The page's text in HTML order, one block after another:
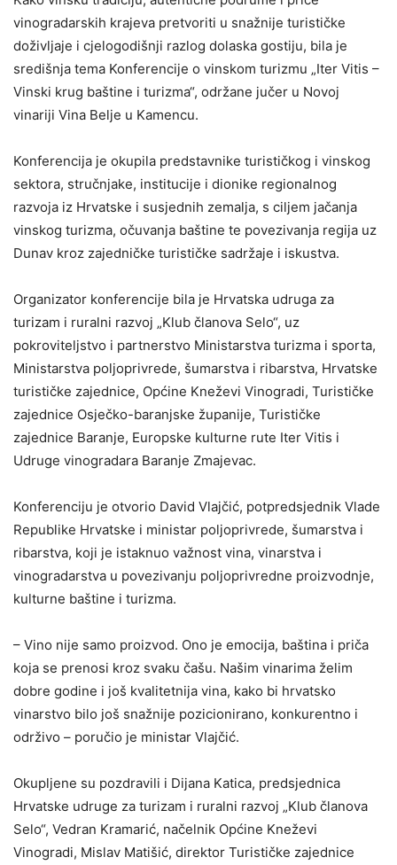
vinogradarskih krajeva pretvoriti u snažnije turističke
doživljaje i cjelogodišnji razlog dolaska gostiju, bila je
središnja tema Konferencije o vinskom turizmu „Iter Vitis –
Vinski krug baštine i turizma“, održane jučer u Novoj
vinariji Vina Belje u Kamencu.
Konferencija je okupila predstavnike turističkog i vinskog
sektora, stručnjake, institucije i dionike regionalnog
razvoja iz Hrvatske i susjednih zemalja, s ciljem jačanja
vinskog turizma, očuvanja baštine te povezivanja regija uz
Dunav kroz zajedničke turističke sadržaje i iskustva.
Organizator konferencije bila je Hrvatska udruga za
turizam i ruralni razvoj „Klub članova Selo“, uz
pokroviteljstvo i partnerstvo Ministarstva turizma i sporta,
Ministarstva poljoprivrede, šumarstva i ribarstva, Hrvatske
turističke zajednice, Općine Kneževi Vinogradi, Turističke
zajednice Osječko-baranjske županije, Turističke
zajednice Baranje, Europske kulturne rute Iter Vitis i
Udruge vinogradara Baranje Zmajevac.
Konferenciju je otvorio David Vlajčić, potpredsjednik Vlade
Republike Hrvatske i ministar poljoprivrede, šumarstva i
ribarstva, koji je istaknuo važnost vina, vinarstva i
vinogradarstva u povezivanju poljoprivredne proizvodnje,
kulturne baštine i turizma.
– Vino nije samo proizvod. Ono je emocija, baština i priča
koja se prenosi kroz svaku čašu. Našim vinarima želim
dobre godine i još kvalitetnija vina, kako bi hrvatsko
vinarstvo bilo još snažnije pozicionirano, konkurentno i
održivo – poručio je ministar Vlajčić.
Okupljene su pozdravili i Dijana Katica, predsjednica
Hrvatske udruge za turizam i ruralni razvoj „Klub članova
Selo“, Vedran Kramarić, načelnik Općine Kneževi
Vinogradi, Mislav Matišić, direktor Turističke zajednice